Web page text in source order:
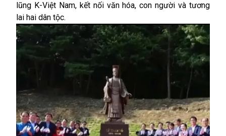
lũng K-Việt Nam, kết nối văn hóa, con người và tương
lai hai dân tộc.